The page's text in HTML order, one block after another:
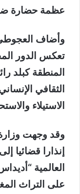
عظمة حضارة
وأضاف
تعكس الدور
المنطقة كبلد
الثقافي
الاستيلاء
وقد وجهت
إنذارا قضائيا
العالمية
على التراث